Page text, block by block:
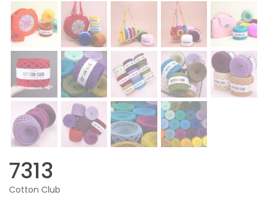
7313
Cotton Club